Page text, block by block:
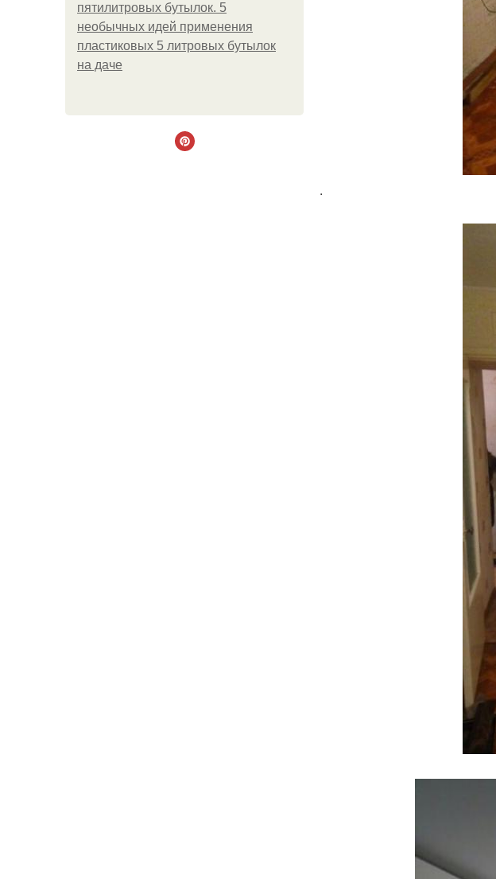
пятилитровых бутылок. 5
необычных идей применения
пластиковых 5 литровых бутылок
на даче
.